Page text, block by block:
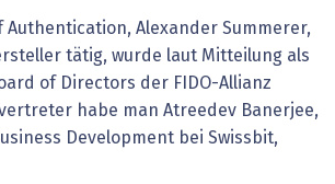
Authentication, Alexander Summerer,
tätig, wurde laut Mitteilung als
of Directors der FIDO-Allianz
habe man Atreedev Banerjee,
Development bei Swissbit,